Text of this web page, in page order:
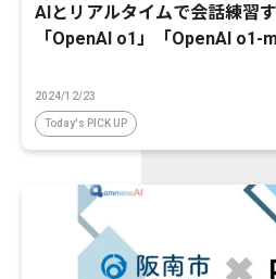
AIとリアルタイムで会話練習
「OpenAI o1」「OpenAI o1-
2024/12/23
Today's PICK UP